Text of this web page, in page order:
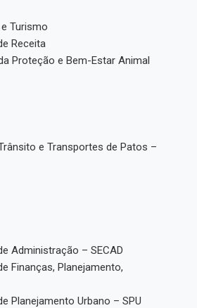
Turismo
Receita
Proteção e Bem-Estar Animal
e Transportes de Patos –
Administração – SECAD
Finanças, Planejamento,
Planejamento Urbano – SPU